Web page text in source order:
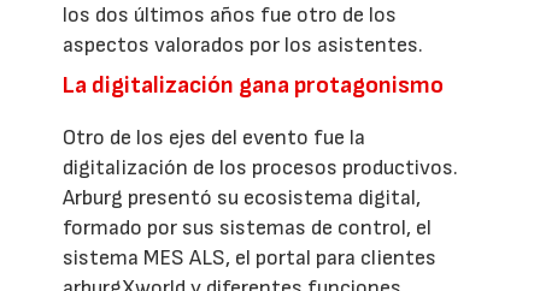
los dos últimos años fue otro de los
aspectos valorados por los asistentes.
La digitalización gana protagonismo
Otro de los ejes del evento fue la
digitalización de los procesos productivos.
Arburg presentó su ecosistema digital,
formado por sus sistemas de control, el
sistema MES ALS, el portal para clientes